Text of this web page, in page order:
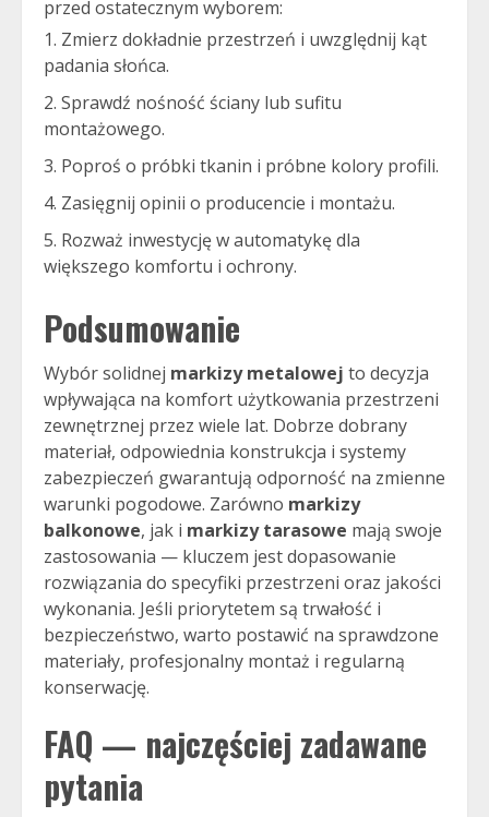
przed ostatecznym wyborem:
Zmierz dokładnie przestrzeń i uwzględnij kąt
padania słońca.
Sprawdź nośność ściany lub sufitu
montażowego.
Poproś o próbki tkanin i próbne kolory profili.
Zasięgnij opinii o producencie i montażu.
Rozważ inwestycję w automatykę dla
większego komfortu i ochrony.
Podsumowanie
Wybór solidnej markizy metalowej to decyzja
wpływająca na komfort użytkowania przestrzeni
zewnętrznej przez wiele lat. Dobrze dobrany
materiał, odpowiednia konstrukcja i systemy
zabezpieczeń gwarantują odporność na zmienne
warunki pogodowe. Zarówno markizy
balkonowe, jak i markizy tarasowe mają swoje
zastosowania — kluczem jest dopasowanie
rozwiązania do specyfiki przestrzeni oraz jakości
wykonania. Jeśli priorytetem są trwałość i
bezpieczeństwo, warto postawić na sprawdzone
materiały, profesjonalny montaż i regularną
konserwację.
FAQ — najczęściej zadawane
pytania